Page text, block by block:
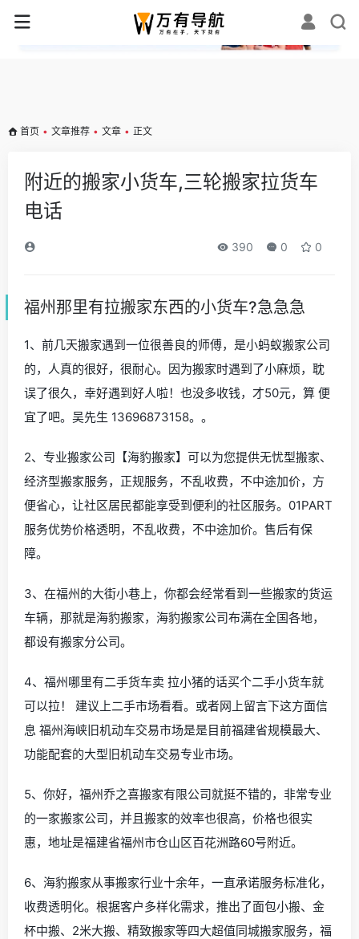
✕
首页 • 文章推荐 • 文章 • 正文
附近的搬家小货车,三轮搬家拉货车
电话
390 0 0
福州那里有拉搬家东西的小货车?急急急
1、前几天搬家遇到一位很善良的师傅，是小蚂蚁搬家公司
的，人真的很好，很耐心。因为搬家时遇到了小麻烦，耽
误了很久，幸好遇到好人啦！也没多收钱，才50元，算 便
宜了吧。吴先生 13696873158。。
2、专业搬家公司【海豹搬家】可以为您提供无忧型搬家、
经济型搬家服务，正规服务，不乱收费，不中途加价，方
便省心，让社区居民都能享受到便利的社区服务。01PART
服务优势价格透明，不乱收费，不中途加价。售后有保
障。
3、在福州的大街小巷上，你都会经常看到一些搬家的货运
车辆，那就是海豹搬家，海豹搬家公司布满在全国各地，
都设有搬家分公司。
4、福州哪里有二手货车卖 拉小猪的话买个二手小货车就
可以拉！ 建议上二手市场看看。或者网上留言下这方面信
息 福州海峡旧机动车交易市场是是目前福建省规模最大、
功能配套的大型旧机动车交易专业市场。
5、你好，福州乔之喜搬家有限公司就挺不错的，非常专业
的一家搬家公司，并且搬家的效率也很高，价格也很实
惠，地址是福建省福州市仓山区百花洲路60号附近。
6、海豹搬家从事搬家行业十余年，一直承诺服务标准化，
收费透明化。根据客户多样化需求，推出了面包小搬、金
杯中搬、2米大搬、精致搬家等四大超值同城搬家服务，福